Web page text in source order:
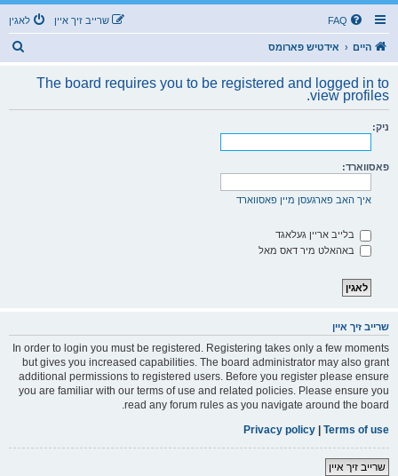
FAQ לאגין שרייב זיך איין
היים אידטיש פארומס
The board requires you to be registered and logged in to
view profiles.
ניק:
פאסווארד:
איך האב פארגעסן מיין פאסווארד
בלייב אריין געלאגד
באהאלט מיר דאס מאל
שרייב זיך איין
In order to login you must be registered. Registering takes only a few moments
but gives you increased capabilities. The board administrator may also grant
additional permissions to registered users. Before you register please ensure
you are familiar with our terms of use and related policies. Please ensure you
read any forum rules as you navigate around the board.
Terms of use
|
Privacy policy
שרייב זיך איין